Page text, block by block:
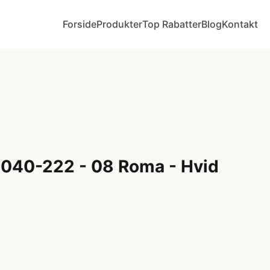
ForsideProdukterTop RabatterBlogKontakt
222 - 08 Roma - Hvid